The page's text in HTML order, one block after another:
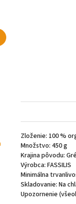
Zloženie: 100 %
Množstvo: 450 g
Krajina pôvodu:
Výrobca: FASSILIS
Minimálna
Skladovanie: Na
Upozornenie